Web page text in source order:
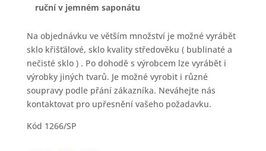
ruční v jemném saponátu
Na objednávku ve větším množství je možné vyrábět
sklo křišťálové, sklo kvality středověku ( bublinaté a
nečisté sklo ) . Po dohodě s výrobcem lze vyrábět i
výrobky jiných tvarů. Je možné vyrobit i různé
soupravy podle přání zákazníka. Neváhejte nás
kontaktovat pro upřesnění vašeho požadavku.
Kód 1266/SP